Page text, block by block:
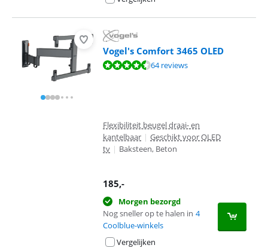
Vogel's Comfort 3465 OLED
Beoordeling is 8,7 van de 10, gebaseerd op 64 reviews.
64 reviews
Flexibiliteit beugel draai- en
kantelbaar | Geschikt voor OLED
tv | Baksteen, Beton
185,-
Morgen bezorgd
Nog sneller op te halen in 4
Coolblue-winkels
Vergelijken